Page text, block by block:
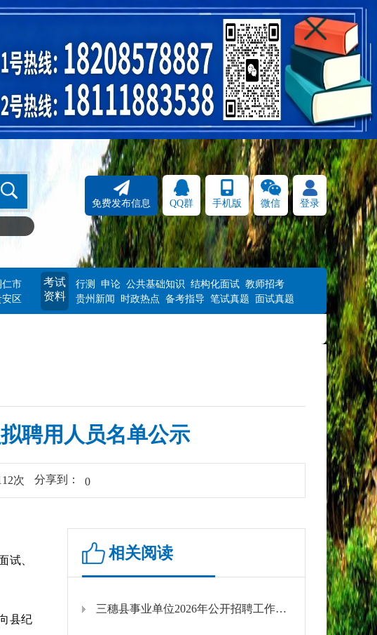
免费发布信息 QQ群 手机版 微信 登录
仁市
安区
考试
资料
行测 申论 公共基础知识 结构化面试 教师招考
贵州新闻
时政热点 备考指导 笔试真题 面试真题
聘用人员名单公示
次 分享到： 0
试、
县纪
相关阅读
三穗县事业单位2026年公开招聘工作人员拟聘用人员名单公示